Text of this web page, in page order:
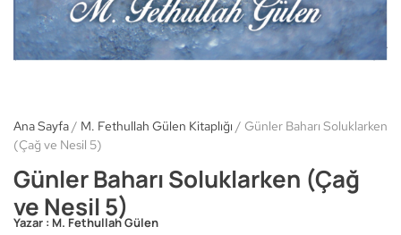
Ana Sayfa / M. Fethullah Gülen Kitaplığı / Günler Baharı Soluklarken
(Çağ ve Nesil 5)
Günler Baharı Soluklarken (Çağ
ve Nesil 5)
Yazar : M. Fethullah Gülen